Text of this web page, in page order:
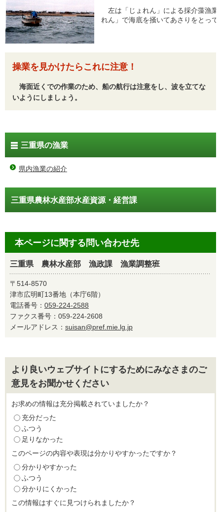
左は「じょれん」による採介藻漁業
れん」で海底を掻いてあさりをとって
操業を見かけたらこれに注意！
海面近くでの作業のため、船の航行は注意をし、波を立てな
いようにしましょう。
三重県の漁業
県内漁業の紹介
三重県農林水産部水産資源・経営課
本ページに関する問い合わせ先
三重県 農林水産部 漁政課 漁業調整班
〒514-8570
津市広明町13番地（本庁6階）
電話番号： 059-224-2588
ファクス番号：059-224-2608
メールアドレス： suisan@pref.mie.lg.jp
より良いウェブサイトにするためにみなさまのご
意見をお聞かせください
お求めの情報は充分掲載されていましたか？
充分だった
ふつう
足りなかった
このページの内容や表現は分かりやすかったですか？
分かりやすかった
ふつう
分かりにくかった
この情報はすぐに見つけられましたか？